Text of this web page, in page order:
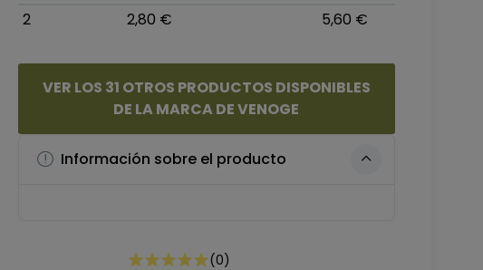
2
2,80 € 5,60 €
VER LOS 31 OTROS PRODUCTOS DISPONIBLES
DE LA MARCA DE VENOGE
Información sobre el producto
(0)